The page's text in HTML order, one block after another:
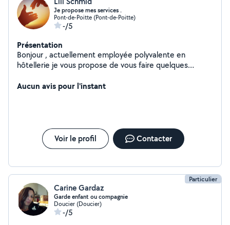
Je propose mes services .
Pont-de-Poitte (Pont-de-Poitte)
-/5
Présentation
Bonjour , actuellement employée polyvalente en
hôtellerie je vous propose de vous faire quelques
d' enfants étant moi même maman , tarifs a voir
Aucun avis pour l'instant
Voir le profil Contacter
Particulier
Carine Gardaz
Garde enfant ou compagnie
Doucier (Doucier)
-/5